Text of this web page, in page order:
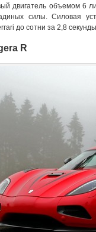
двигатель объемом 6
силы. Силовая
до сотни за 2,8
R